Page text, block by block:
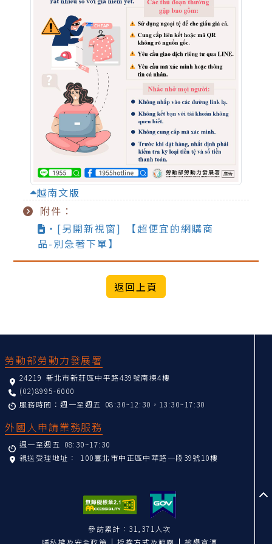
越南文版
附件：
‧[另開新視窗] 【超便宜的網購商
品-別急著下單】
勞動部勞動力發展署
24219 新北市新莊區中平路439號南棟4樓
(02)8995-6000
服務時間：週一至週五 08:30~12:30，13:30~17:30
外國人申請業務服務
週一至週五 08:30~17:30
親送受理地址： 100臺北市中正區中華路一段39號10樓
參訪累計：31,371人次
至